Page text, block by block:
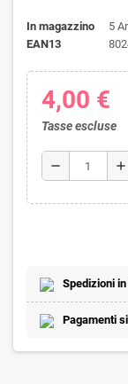
In magazzino
5
EAN13
4,00 €
Tasse escluse
remove add
Spedizioni
Pagamenti